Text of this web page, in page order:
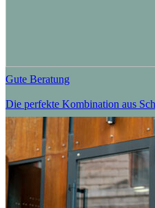
Gute Beratung
Die perfekte Kombination aus